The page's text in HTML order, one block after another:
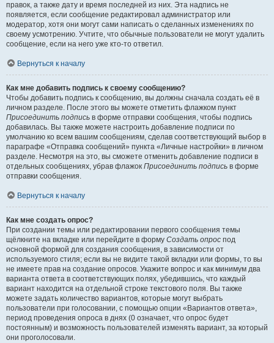
правок, а также дату и время последней из них. Эта надпись не
появляется, если сообщение редактировал администратор или
модератор, хотя они могут сами написать о сделанных изменениях по
своему усмотрению. Учтите, что обычные пользователи не могут удалить
сообщение, если на него уже кто-то ответил.
Вернуться к началу
Как мне добавить подпись к своему сообщению?
Чтобы добавить подпись к сообщению, вы должны сначала создать её в
личном разделе. После этого вы можете отметить флажком пункт
Присоединить подпись в форме отправки сообщения, чтобы подпись
добавилась. Вы также можете настроить добавление подписи по
умолчанию ко всем вашим сообщениям, сделав соответствующий выбор в
параграфе «Отправка сообщений» пункта «Личные настройки» в личном
разделе. Несмотря на это, вы сможете отменить добавление подписи в
отдельных сообщениях, убрав флажок Присоединить подпись в форме
отправки сообщения.
Вернуться к началу
Как мне создать опрос?
При создании темы или редактировании первого сообщения темы
щёлкните на вкладке или перейдите в форму Создать опрос под
основной формой для создания сообщения, в зависимости от
используемого стиля; если вы не видите такой вкладки или формы, то вы
не имеете прав на создание опросов. Укажите вопрос и как минимум два
варианта ответа в соответствующих полях, убедившись, что каждый
вариант находится на отдельной строке текстового поля. Вы также
можете задать количество вариантов, которые могут выбрать
пользователи при голосовании, с помощью опции «Вариантов ответа»,
период проведения опроса в днях (0 означает, что опрос будет
постоянным) и возможность пользователей изменять вариант, за который
они проголосовали.